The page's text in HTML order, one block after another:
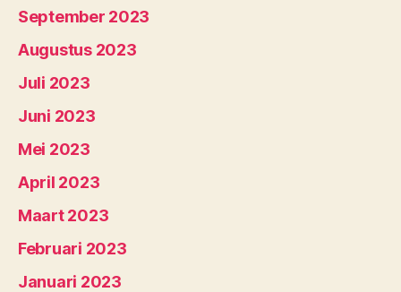
September 2023
Augustus 2023
Juli 2023
Juni 2023
Mei 2023
April 2023
Maart 2023
Februari 2023
Januari 2023